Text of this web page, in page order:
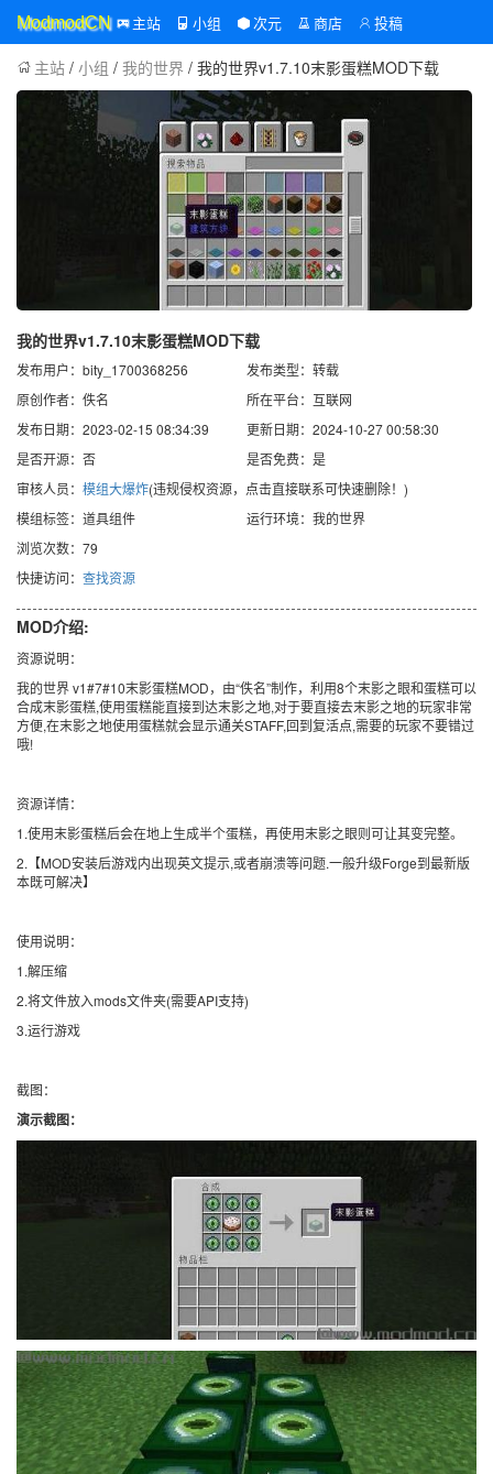
ModmodCN 主站 小组 次元 商店 投稿
主站 / 小组 / 我的世界 / 我的世界v1.7.10末影蛋糕MOD下载
我的世界v1.7.10末影蛋糕MOD下载
发布用户：bity_1700368256
发布类型：转载
原创作者：佚名
所在平台：互联网
发布日期：2023-02-15 08:34:39
更新日期：2024-10-27 00:58:30
是否开源：否
是否免费：是
审核人员： 模组大爆炸(违规侵权资源，点击直接联系可快速删除！)
模组标签：道具组件
运行环境：我的世界
浏览次数：79
快捷访问： 查找资源
MOD介绍:
资源说明：
我的世界 v1#7#10末影蛋糕MOD，由“佚名”制作，利用8个末影之眼和蛋糕可以
合成末影蛋糕,使用蛋糕能直接到达末影之地,对于要直接去末影之地的玩家非常
方便,在末影之地使用蛋糕就会显示通关STAFF,回到复活点,需要的玩家不要错过
哦!
资源详情：
1.使用末影蛋糕后会在地上生成半个蛋糕，再使用末影之眼则可让其变完整。
2.【MOD安装后游戏内出现英文提示,或者崩溃等问题.一般升级Forge到最新版
本既可解决】
使用说明：
1.解压缩
2.将文件放入mods文件夹(需要API支持)
3.运行游戏
截图：
演示截图：